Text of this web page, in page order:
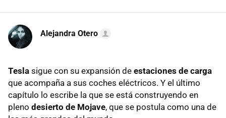
Alejandra Otero
Tesla sigue con su expansión de estaciones de carga
que acompaña a sus coches eléctricos. Y el último
capítulo lo escribe la que se está construyendo en
pleno desierto de Mojave, que se postula como una de